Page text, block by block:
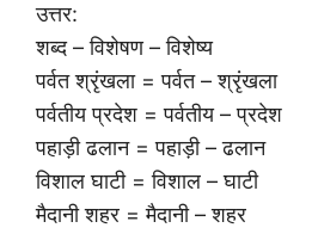
उत्तर:
शब्द – विशेषण – विशेष्य
पर्वत श्रृंखला = पर्वत – श्रृंखला
पर्वतीय प्रदेश = पर्वतीय – प्रदेश
पहाड़ी ढलान = पहाड़ी – ढलान
विशाल घाटी = विशाल – घाटी
मैदानी शहर = मैदानी – शहर